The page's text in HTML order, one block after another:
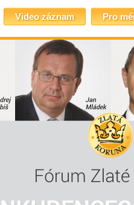
Video záznam Pro